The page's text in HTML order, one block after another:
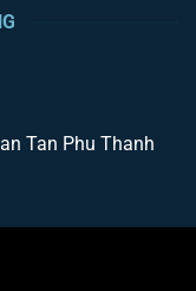
Tan Phu Thanh